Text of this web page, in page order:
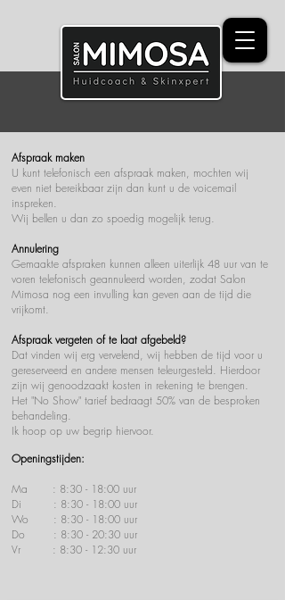
Afspraak maken
U kunt telefonisch een afspraak maken, mochten wij
even niet bereikbaar zijn dan kunt u de voicemail
inspreken.
Wij bellen u dan zo spoedig mogelijk terug.
Annulering
Gemaakte afspraken kunnen alleen uiterlijk 48 uur van te
voren telefonisch geannuleerd worden, zodat Salon
Mimosa nog een invulling kan geven aan de tijd die
vrijkomt.
Afspraak vergeten of te laat afgebeld?
Dat vinden wij erg vervelend, wij hebben de tijd voor u
gereserveerd en andere mensen teleurgesteld. Hierdoor
zijn wij genoodzaakt kosten in rekening te brengen.
Het "No Show" tarief bedraagt 50% van de besproken
behandeling.
Ik hoop op uw begrip hiervoor.
Openingstijden:
Ma : 8:30 - 18:00 uur
Di : 8:30 - 18:00 uur
Wo : 8:30 - 18:00 uur
Do : 8:30 - 20:30 uur
Vr : 8:30 - 12:30 uur